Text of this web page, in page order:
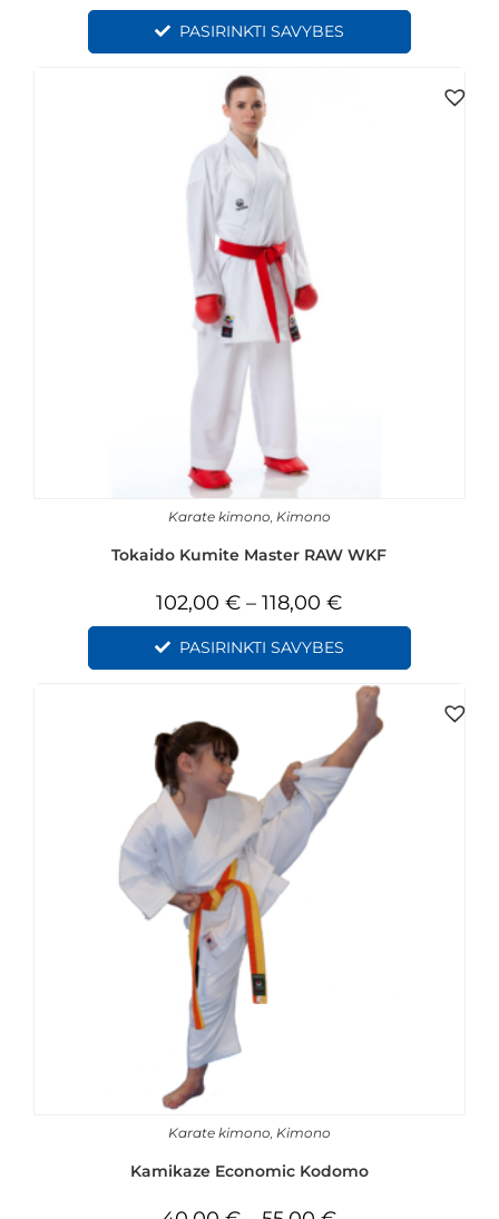
PASIRINKTI SAVYBES
Karate kimono Kimono
Tokaido Kumite Master RAW WKF
102,00€ – 118,00€
PASIRINKTI SAVYBES
Karate kimono Kimono
Kamikaze Economic Kodomo